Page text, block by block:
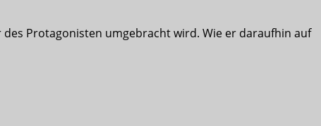
Protagonisten umgebracht wird. Wie er daraufhin auf